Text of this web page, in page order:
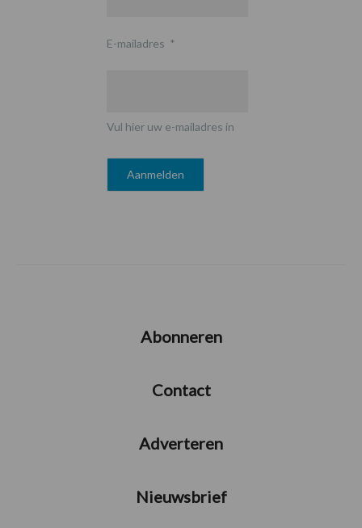
E-mailadres *
Vul hier uw e-mailadres in
Abonneren
Contact
Adverteren
Nieuwsbrief